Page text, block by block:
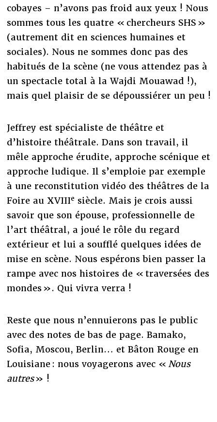
cobayes – n’avons pas froid aux yeux ! Nous
sommes tous les quatre « chercheurs SHS »
(autrement dit en sciences humaines et
sociales). Nous ne sommes donc pas des
habitués de la scène (ne vous attendez pas à
un spectacle total à la Wajdi Mouawad !),
mais quel plaisir de se dépoussiérer un peu !
Jeffrey est spécialiste de théâtre et
d’histoire théâtrale. Dans son travail, il
mêle approche érudite, approche scénique et
approche ludique. Il s’emploie par exemple
à une reconstitution vidéo des théâtres de la
Foire au XVIIIe siècle. Mais je crois aussi
savoir que son épouse, professionnelle de
l’art théâtral, a joué le rôle du regard
extérieur et lui a soufflé quelques idées de
mise en scène. Nous espérons bien passer la
rampe avec nos histoires de « traversées des
mondes ». Qui vivra verra !
Reste que nous n’ennuierons pas le public
avec des notes de bas de page. Bamako,
Sofia, Moscou, Berlin… et Bâton Rouge en
Louisiane : nous voyagerons avec « Nous
autres» !